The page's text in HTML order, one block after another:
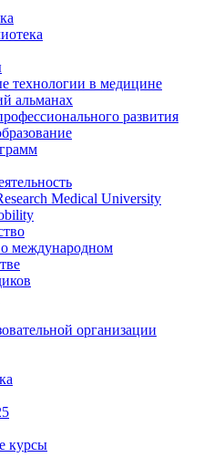
технологии в медицине
альманах
развития
Medical University
международном
организации
курсы